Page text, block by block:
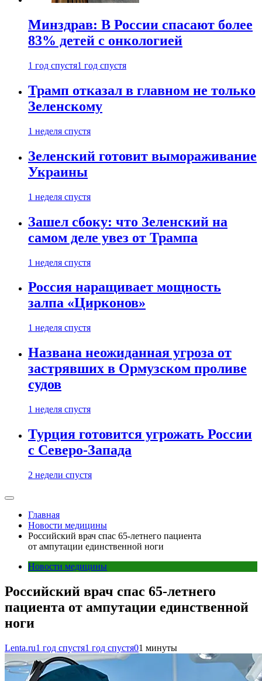
Минздрав: В России спасают более
83% детей с онкологией
1 год спустя1 год спустя
Трамп отказал в главном не только
Зеленскому
1 неделя спустя
Зеленский готовит вымораживание
Украины
1 неделя спустя
Зашел сбоку: что Зеленский на
самом деле увез от Трампа
1 неделя спустя
Россия наращивает мощность
залпа «Цирконов»
1 неделя спустя
Названа неожиданная угроза от
застрявших в Ормузском проливе
судов
1 неделя спустя
Турция готовится угрожать России
с Северо-Запада
2 недели спустя
Главная
Новости медицины
Российский врач спас 65-летнего пациента
от ампутации единственной ноги
Новости медицины
Российский врач спас 65-летнего
пациента от ампутации единственной
ноги
Lenta.ru1 год спустя1 год спустя01 минуты